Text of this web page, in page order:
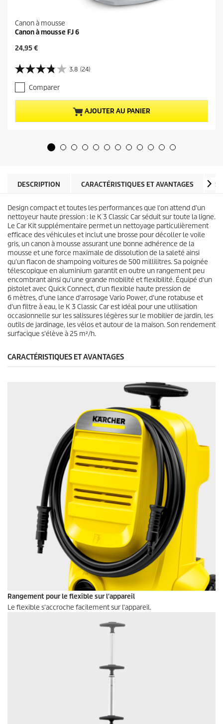
Canon à mousse
Canon à mousse FJ 6
P
i
x
a
c
t
u
d
t
24,95 €
3.8 (24)
3
.
8
s
r
e
2
4
a
v
i
s
Comparer
AJOUTER AU PANIER
DESCRIPTION CARACTÉRISTIQUES ET AVANTAGES
Design compact et toutes les performances que l'on attend d'un
nettoyeur haute pression : le K 3 Classic Car séduit sur toute la ligne.
Le Car Kit supplémentaire permet un nettoyage particulièrement
efficace des véhicules et inclut une brosse pour décoller le voile
gris, un canon à mousse assurant une bonne adhérence de la
mousse et une force maximale de dissolution de la saleté ainsi
qu'un flacon de shampoing voitures de 500 millilitres. Sa poignée
télescopique en aluminium garantit en outre un rangement peu
encombrant ainsi qu'une grande mobilité et flexibilité. Équipé d'un
pistolet avec Quick Connect, d'un flexible haute pression de
6 mètres, d'une lance d'arrosage Vario Power, d'une rotabuse et
d'un filtre à eau, le K 3 Classic Car est idéal pour une utilisation
occasionnelle sur les salissures légères sur le mobilier de jardin, les
outils de jardinage, les vélos et autour de la maison. Son rendement
surfacique s'élève à 25 m²/h.
CARACTÉRISTIQUES ET AVANTAGES
Rangement pour le flexible sur l'appareil
Le flexible s'accroche facilement sur l'appareil.